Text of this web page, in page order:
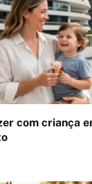
com criança